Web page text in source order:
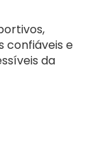
confiáveis e
da